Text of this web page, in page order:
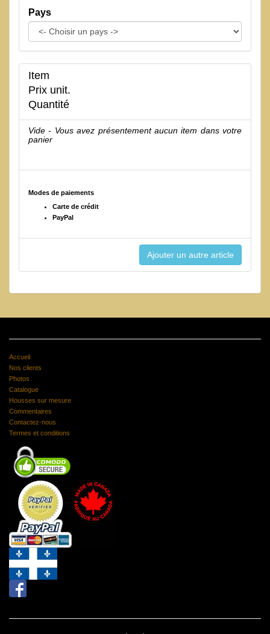
Pays
Item
Prix unit.
Quantité
Vide - Vous avez présentement aucun item dans votre
panier
Modes de paiements
Carte de crédit
PayPal
Accueil
Nos clients
Photos
Catalogue
Housses sur mesure
Commentaires
Contactez-nous
Termes et conditions